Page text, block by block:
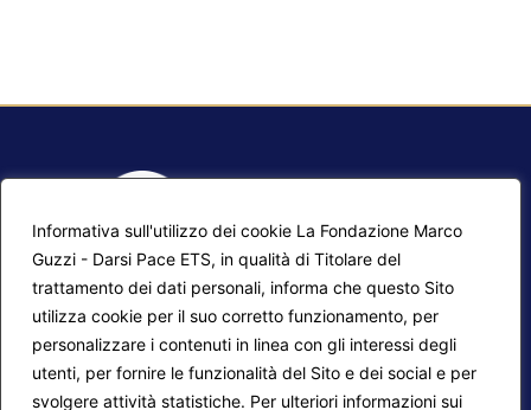
Informativa sull'utilizzo dei cookie La Fondazione Marco
Guzzi - Darsi Pace ETS, in qualità di Titolare del
trattamento dei dati personali, informa che questo Sito
utilizza cookie per il suo corretto funzionamento, per
personalizzare i contenuti in linea con gli interessi degli
utenti, per fornire le funzionalità del Sito e dei social e per
svolgere attività statistiche. Per ulteriori informazioni sui
Mappa del sito Calendario corsi